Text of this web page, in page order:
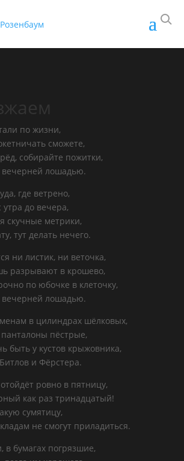
по жизни,
сможете,
собирайте пожитки,
лошадью.
где ветрено,
утра до вечера,
скучные метрики,
тут делать нечего.
ни листик, ни веточка,
разрывают в крошево,
по юбочке в клеточку,
лошадью.
в цилиндрах шёлковых,
пёстрые,
быть у кустов крыжовника,
и Фёрстера.
ровно в пятницу,
как раз тринадцатый!
сумятицу,
не смогут приладиться.
в бумагах погрязшие,